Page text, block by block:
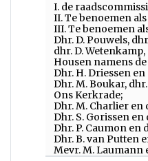
I. de
II. Te benoemen
III. Te benoemen
Dhr. D. Pouwels,
dhr. D.
Housen namens
Dhr. H. Driessen
Dhr. M. Boukar,
Ons Kerkrade;
Dhr. M. Charlier en
Dhr. S. Gorissen
Dhr. P. Caumon en
Dhr. B. van Putten
Mevr. M. Laumann